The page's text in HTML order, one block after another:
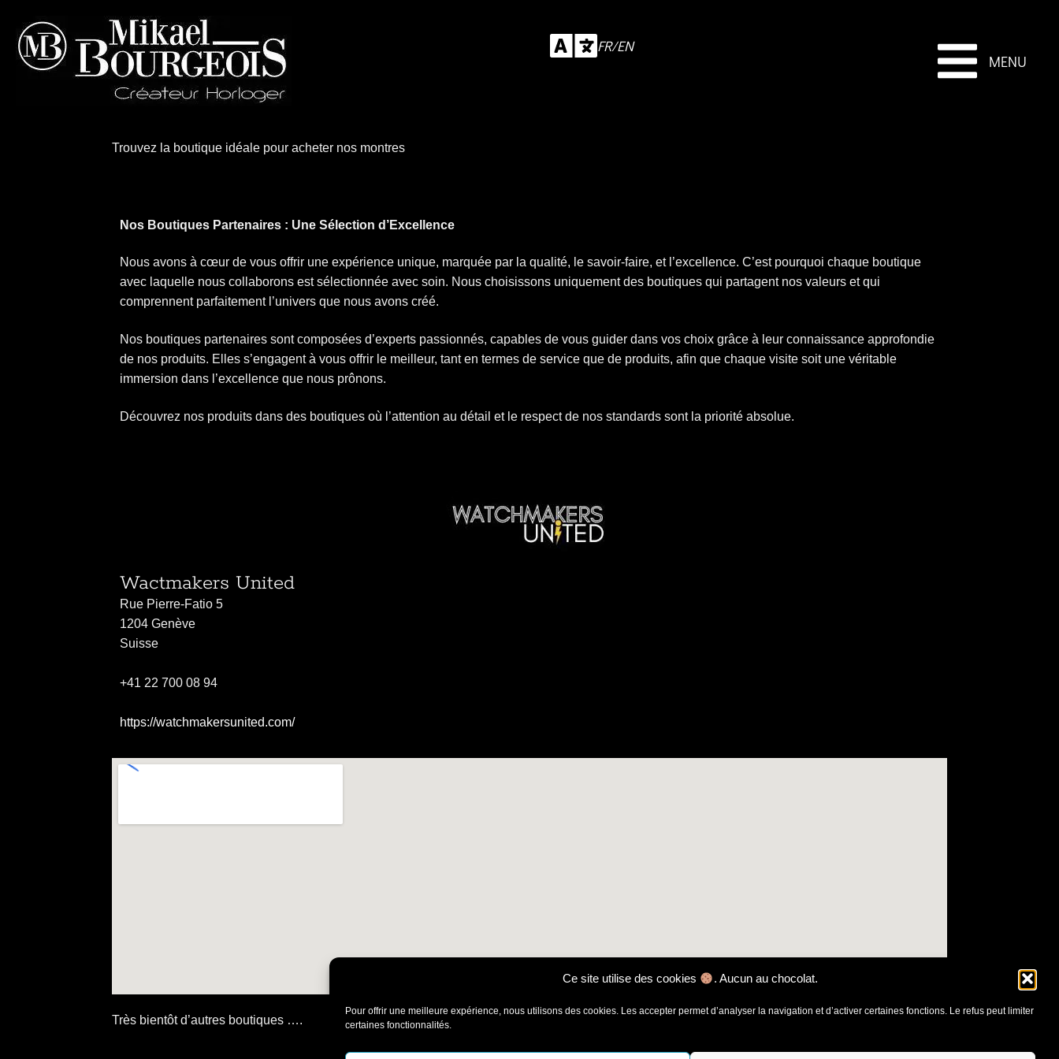
Ce site utilise des cookies . Aucun au chocolat.
Pour offrir une meilleure expérience, nous utilisons des cookies. Les accepter permet d’analyser la navigation et d’activer certaines fonctions. Le refus peut limiter
certaines fonctionnalités.
FR/EN
MENU
Trouvez la boutique idéale pour acheter nos montres
Nos Boutiques Partenaires : Une Sélection d’Excellence
Nous avons à cœur de vous offrir une expérience unique, marquée par la qualité, le savoir-faire, et l’excellence. C’est pourquoi chaque boutique
avec laquelle nous collaborons est sélectionnée avec soin. Nous choisissons uniquement des boutiques qui partagent nos valeurs et qui
comprennent parfaitement l’univers que nous avons créé.
Nos boutiques partenaires sont composées d’experts passionnés, capables de vous guider dans vos choix grâce à leur connaissance approfondie
de nos produits. Elles s’engagent à vous offrir le meilleur, tant en termes de service que de produits, afin que chaque visite soit une véritable
immersion dans l’excellence que nous prônons.
Découvrez nos produits dans des boutiques où l’attention au détail et le respect de nos standards sont la priorité absolue.
Wactmakers United
Rue Pierre-Fatio 5
1204 Genève
Suisse
+41 22 700 08 94
https://watchmakersunited.com/
Très bientôt d’autres boutiques ….